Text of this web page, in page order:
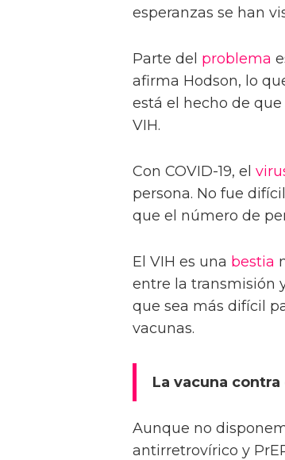
esperanzas se han
Parte del problema
afirma Hodson, lo
está el hecho de
VIH.
Con COVID-19, el
persona. No fue
que el número de
El VIH es una bestia
entre la transmisión
que sea más difícil
vacunas.
La vacuna contra
Aunque no
antirretrovírico y